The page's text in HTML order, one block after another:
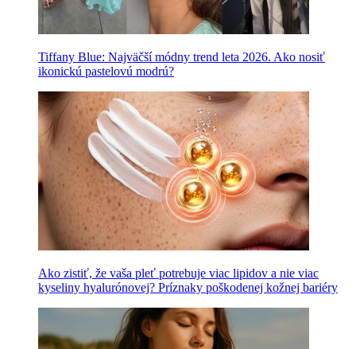
Tiffany Blue: Najväčší módny trend leta 2026. Ako nosiť
ikonickú pastelovú modrú?
Ako zistiť, že vaša pleť potrebuje viac lipidov a nie viac
kyseliny hyalurónovej? Príznaky poškodenej kožnej bariéry